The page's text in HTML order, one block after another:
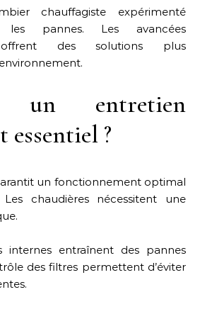
chauffagiste expérimenté
les pannes. Les avancées
offrent des solutions plus
un entretien
essentiel ?
un fonctionnement optimal
chaudières nécessitent une
internes entraînent des pannes
des filtres permettent d’éviter